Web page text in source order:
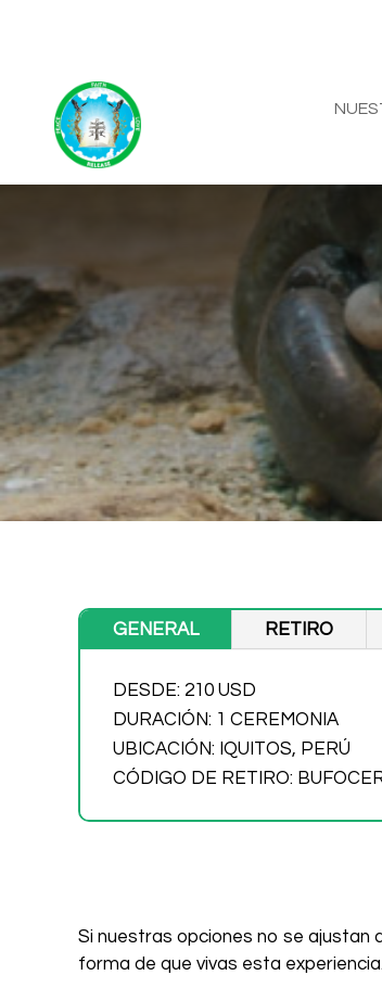
GENERAL RETIRO
DESDE: 210 USD
DURACIÓN: 1 CEREMONIA
UBICACIÓN: IQUITOS, PERÚ
CÓDIGO DE RETIRO:
Si nuestras opciones no se ajustan
forma de que vivas esta experiencia.